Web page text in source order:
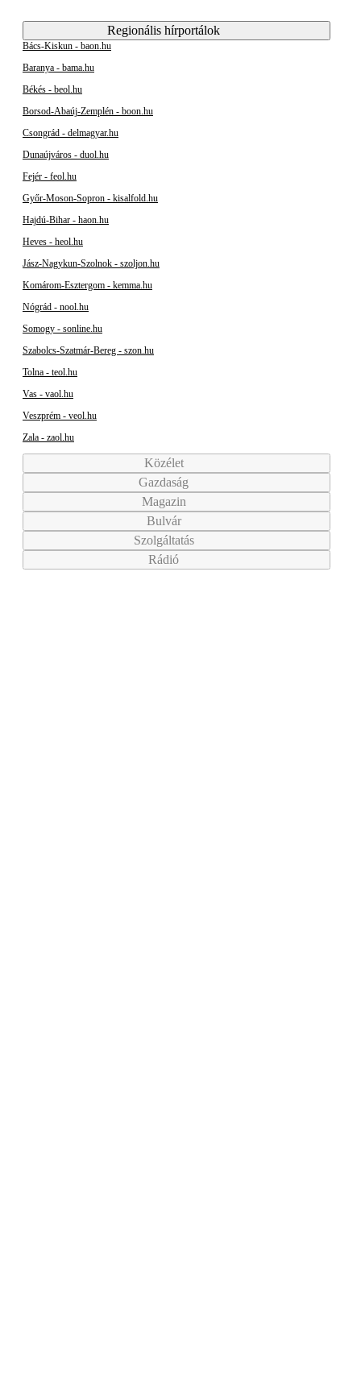
Regionális hírportálok
Bács-Kiskun - baon.hu
Baranya - bama.hu
Békés - beol.hu
Borsod-Abaúj-Zemplén - boon.hu
Csongrád - delmagyar.hu
Dunaújváros - duol.hu
Fejér - feol.hu
Győr-Moson-Sopron - kisalfold.hu
Hajdú-Bihar - haon.hu
Heves - heol.hu
Jász-Nagykun-Szolnok - szoljon.hu
Komárom-Esztergom - kemma.hu
Nógrád - nool.hu
Somogy - sonline.hu
Szabolcs-Szatmár-Bereg - szon.hu
Tolna - teol.hu
Vas - vaol.hu
Veszprém - veol.hu
Zala - zaol.hu
Közélet
Gazdaság
Magazin
Bulvár
Szolgáltatás
Rádió